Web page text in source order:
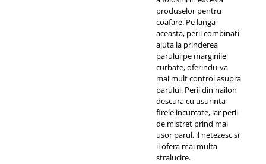
produselor pentru
coafare. Pe langa
aceasta, perii combinati
ajuta la prinderea
parului pe marginile
curbate, oferindu-va
mai mult control asupra
parului. Perii din nailon
descura cu usurinta
firele incurcate, iar perii
de mistret prind mai
usor parul, il netezesc si
ii ofera mai multa
stralucire.